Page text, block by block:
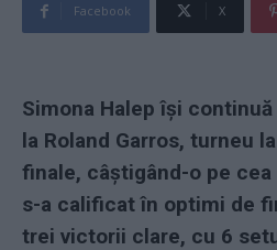
Facebook X
Simona Halep își
la Roland Garros, turneu
finale, câștigând-o pe cea
s-a calificat în optimi de
trei victorii clare, cu 6